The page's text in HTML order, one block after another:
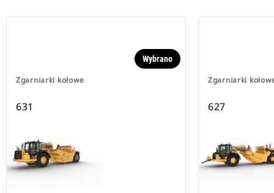
Zgarniarki kołowe
Wybrano
631
Zgarniarki
627